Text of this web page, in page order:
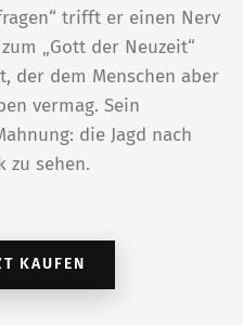
trifft er einen Nerv
„Gott der Neuzeit“
der dem Menschen aber
vermag. Sein
die Jagd nach
zu sehen.
KAUFEN